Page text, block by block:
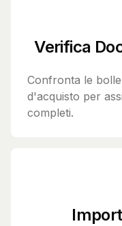
Verifica
Confronta le
d'acquisto per
completi.